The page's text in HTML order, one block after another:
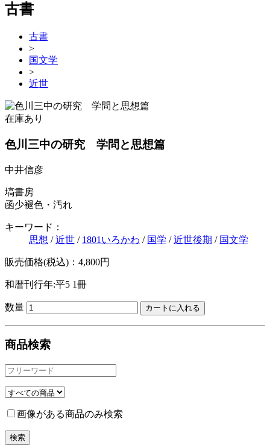
古書
古書
>
国文学
>
近世
在庫あり
色川三中の研究 学問と思想篇
中井信彦
塙書房
函少褪色・汚れ
キーワード：
思想 /近世 / 1801いろかわ / 国学 /近世後期 / 国文学
販売価格(税込)：4,800円
和暦刊行年:平5 1冊
数量
商品検索
画像がある商品のみ検索